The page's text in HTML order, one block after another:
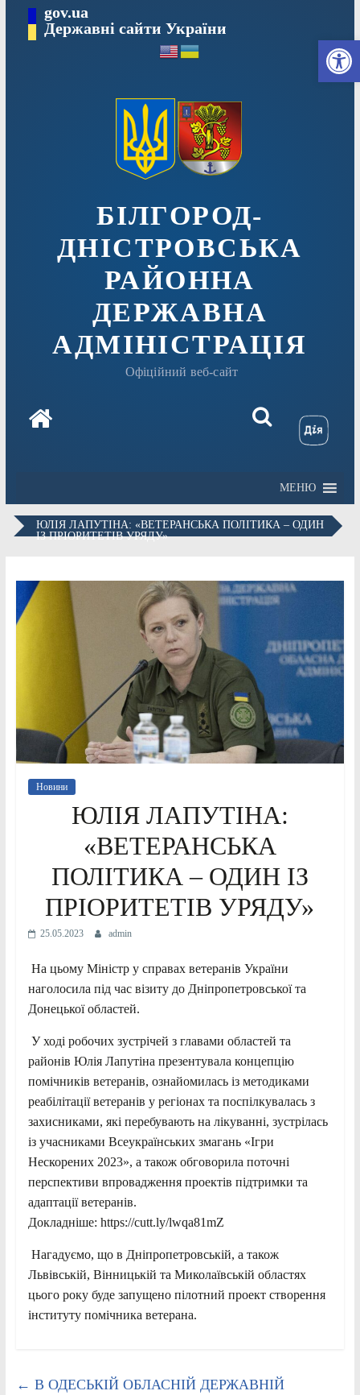
вмісту
gov.ua
Державні сайти України
БІЛГОРОД-
ДНІСТРОВСЬКА
РАЙОННА
ДЕРЖАВНА
АДМІНІСТРАЦІЯ
Офіційний веб-сайт
МЕНЮ
ЮЛІЯ ЛАПУТІНА: «ВЕТЕРАНСЬКА ПОЛІТИКА – ОДИН
ІЗ ПРІОРИТЕТІВ УРЯДУ»
Новини
ЮЛІЯ ЛАПУТІНА:
«ВЕТЕРАНСЬКА
ПОЛІТИКА – ОДИН ІЗ
ПРІОРИТЕТІВ УРЯДУ»
25.05.2023 admin
На цьому Міністр у справах ветеранів України
наголосила під час візиту до Дніпропетровської та
Донецької областей.
У ході робочих зустрічей з главами областей та
районів Юлія Лапутіна презентувала концепцію
помічників ветеранів, ознайомилась із методиками
реабілітації ветеранів у регіонах та поспілкувалась з
захисниками, які перебувають на лікуванні, зустрілась
із учасниками Всеукраїнських змагань «Ігри
Нескорених 2023», а також обговорила поточні
перспективи впровадження проектів підтримки та
адаптації ветеранів.
Докладніше: https://cutt.ly/lwqa81mZ
Нагадуємо, що в Дніпропетровській, а також
Львівській, Вінницькій та Миколаївській областях
цього року буде запущено пілотний проект створення
інституту помічника ветерана.
← В ОДЕСЬКІЙ ОБЛАСНІЙ ДЕРЖАВНІЙ